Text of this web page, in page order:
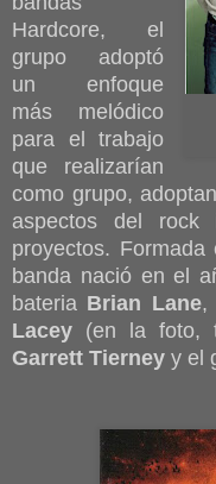
Hardcore, el
grupo adoptó
un enfoque
más melódico
para el trabajo
que realizarían
como grupo,
aspectos del rock
proyectos.
banda nació en el
bateria Brian Lane,
Lacey (en la foto,
Garrett Tierney y el